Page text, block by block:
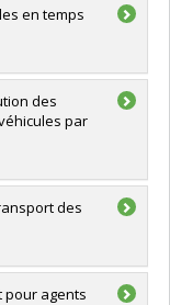
en temps
des
par
des
pour agents